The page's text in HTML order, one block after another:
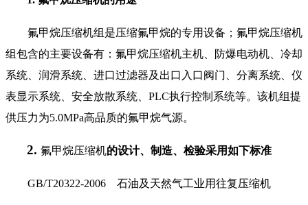
氟甲烷压缩机组是压缩氟甲烷的专用设备；氟甲烷压缩机
组包含的主要设备有：氟甲烷压缩机主机、防爆电动机、冷却
系统、润滑系统、进口过滤器及出口入口阀门、分离系统、仪
表显示系统、安全放散系统、PLC执行控制系统等。该机组提
供压力为5.0MPa高品质的氟甲烷气源。
2. 氟甲烷压缩机的设计、制造、检验采用如下标准
GB/T20322-2006 石油及天然气工业用往复压缩机